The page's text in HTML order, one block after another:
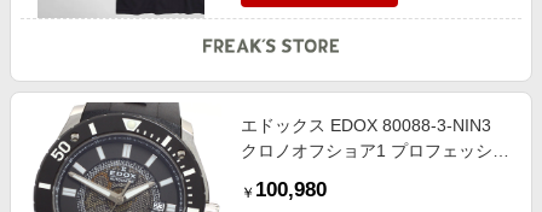
エドックス EDOX 80088-3-NIN3
クロノオフショア1 プロフェッショ
保証書付き_916329【ev15】
￥ 100,980